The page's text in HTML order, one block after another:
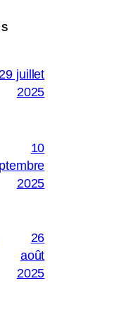
29 juillet
2025
10
2025
26
août
2025